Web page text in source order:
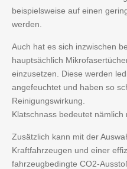
beispielsweise auf einen
werden.
Auch hat es sich inzwischen
hauptsächlich
einzusetzen. Diese werden
angefeuchtet und haben so
Reinigungswirkung.
Klatschnass bedeutet
Zusätzlich kann mit der
Kraftfahrzeugen und einer
fahrzeugbedingte CO2-